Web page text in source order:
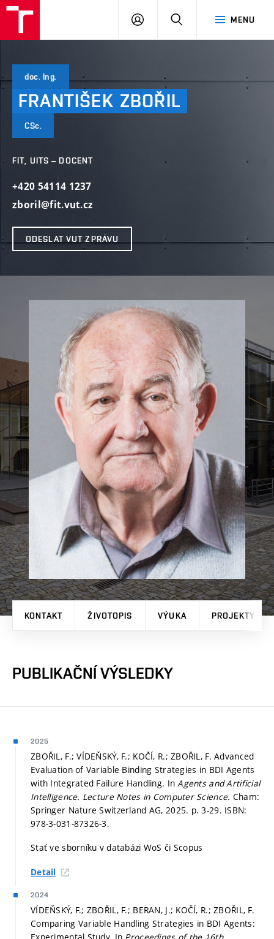
MENU
PŘIHLÁSIT
doc. Ing.
FRANTIŠEK ZBOŘIL
CSc.
FIT, UITS – DOCENT
+420 54114 1237
zboril@fit.vut.cz
ODESLAT VUT ZPRÁVU
KONTAKT ŽIVOTOPIS VÝUKA PROJEKTY
PUBLIKAČNÍ VÝSLEDKY
2025
ZBOŘIL, F.; VÍDEŇSKÝ, F.; KOČÍ, R.; ZBOŘIL, F. Advanced
Evaluation of Variable Binding Strategies in BDI Agents
with Integrated Failure Handling. InAgents and Artificial
Intelligence. Lecture Notes in Computer Science. Cham:
Springer Nature Switzerland AG, 2025. p. 3-29. ISBN:
978-3-031-87326-3.
Stať ve sborníku v databázi WoS či Scopus
Detail
2024
VÍDEŇSKÝ, F.; ZBOŘIL, F.; BERAN, J.; KOČÍ, R.; ZBOŘIL, F.
Comparing Variable Handling Strategies in BDI Agents: